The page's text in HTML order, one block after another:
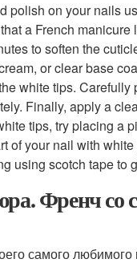
polish on your nails
a French
to soften the
or clear base
white tips.
Finally, apply a
tips, try placing a
of your nail with
using scotch tape to
Френч со
самого